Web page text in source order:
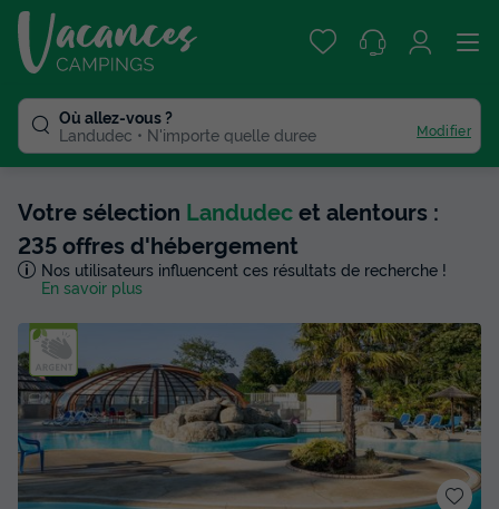
Où allez-vous ?
Landudec
N'importe quelle duree Modifier
Votre sélection Landudecet alentours :
235 offres d'hébergement
Nos utilisateurs influencent ces résultats de recherche !
En savoir plus